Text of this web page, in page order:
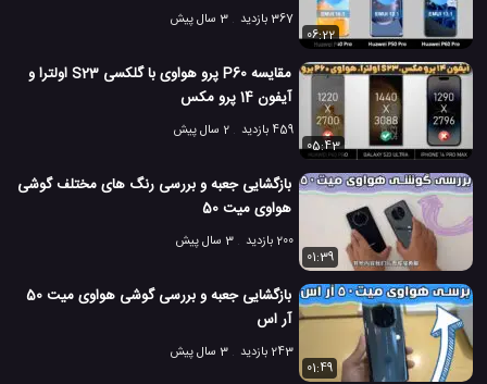
367 بازدید
3 سال پیش
06:22
مقایسه P60 پرو هواوی با گلکسی S23 اولترا و
آیفون 14 پرو مکس
459 بازدید
2 سال پیش
05:43
بازگشایی جعبه و بررسی رنگ های مختلف گوشی
هواوی میت 50
200 بازدید
3 سال پیش
01:39
بازگشایی جعبه و بررسی گوشی هواوی میت 50
آر اس
243 بازدید
3 سال پیش
01:49